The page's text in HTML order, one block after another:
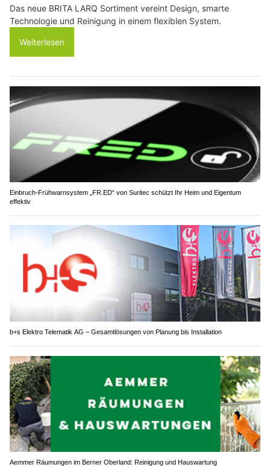
Das neue BRITA LARQ Sortiment vereint Design, smarte
Technologie und Reinigung in einem flexiblen System.
Weiterlesen
Einbruch-Frühwarnsystem „FR.ED“ von Suritec schützt Ihr Heim und Eigentum
effektiv
b+s Elektro Telematik AG – Gesamtlösungen von Planung bis Installation
Aemmer Räumungen im Berner Oberland: Reinigung und Hauswartung